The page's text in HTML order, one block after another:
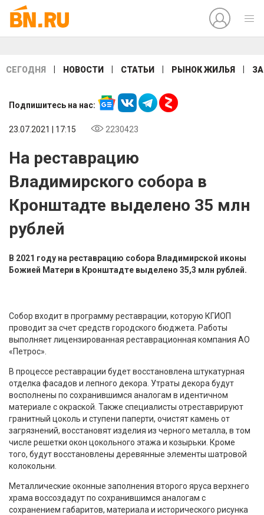
СЕГОДНЯ НОВОСТИ СТАТЬИ РЫНОК ЖИЛЬЯ
Подпишитесь на нас:
23.07.2021 | 17:15 2230423
На реставрацию
Владимирского собора в
Кронштадте выделено 35 млн
рублей
В 2021 году на реставрацию собора Владимирской иконы
Божией Матери в Кронштадте выделено 35,3 млн рублей.
Собор входит в программу реставрации, которую КГИОП
проводит за счет средств городского бюджета. Работы
выполняет лицензированная реставрационная компания АО
«Петрос».
В процессе реставрации будет восстановлена штукатурная
отделка фасадов и лепного декора. Утраты декора будут
восполнены по сохранившимся аналогам в идентичном
материале с окраской. Также специалисты отреставрируют
гранитный цоколь и ступени паперти, очистят камень от
загрязнений, восстановят изделия из черного металла, в том
числе решетки окон цокольного этажа и козырьки. Кроме
того, будут восстановлены деревянные элементы шатровой
колокольни.
Металлические оконные заполнения второго яруса верхнего
храма воссоздадут по сохранившимся аналогам с
сохранением габаритов, материала и исторического рисунка